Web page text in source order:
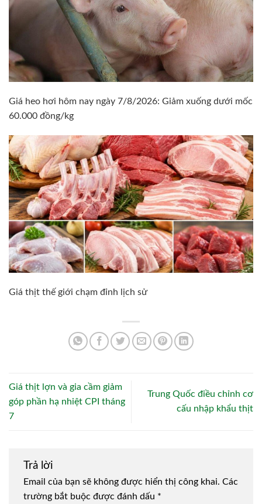
Giá heo hơi hôm nay ngày 7/8/2026: Giảm xuống dưới mốc
60.000 đồng/kg
Giá thịt thế giới chạm đỉnh lịch sử
Giá thịt lợn và gia cầm giảm
góp phần hạ nhiệt CPI tháng
7
Trung Quốc điều chỉnh cơ
cấu nhập khẩu thịt
Trả lời
Email của bạn sẽ không được hiển thị công khai. Các
trường bắt buộc được đánh dấu *